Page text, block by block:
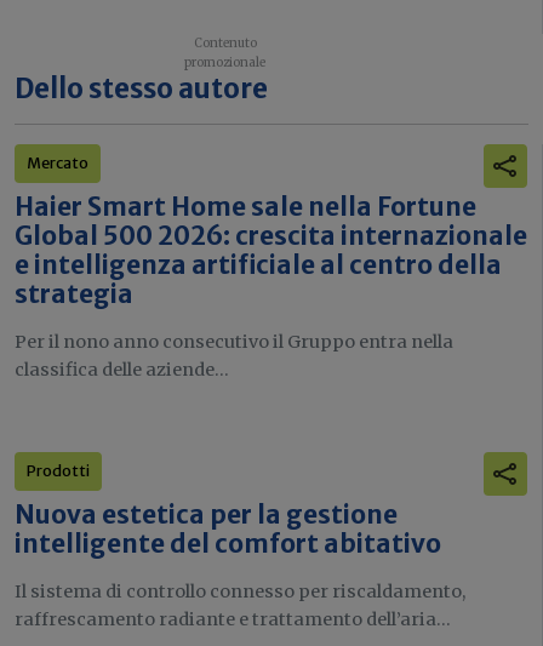
Dello stesso autore
Mercato
Haier Smart Home sale nella Fortune
Global 500 2026: crescita internazionale
e intelligenza artificiale al centro della
strategia
Per il nono anno consecutivo il Gruppo entra nella
classifica delle aziende...
Prodotti
Nuova estetica per la gestione
intelligente del comfort abitativo
Il sistema di controllo connesso per riscaldamento,
raffrescamento radiante e trattamento dell’aria...